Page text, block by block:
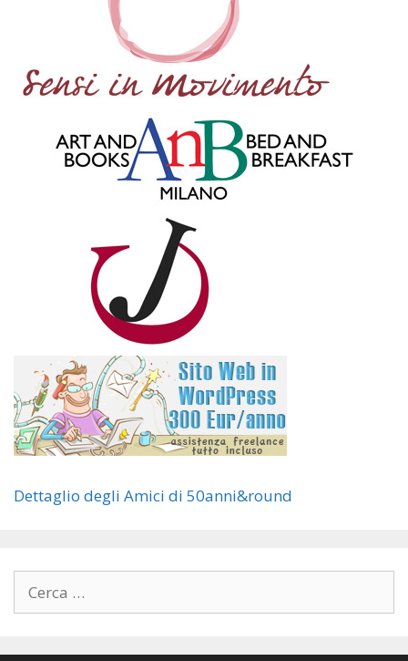
Dettaglio degli Amici di 50anni&round
per: